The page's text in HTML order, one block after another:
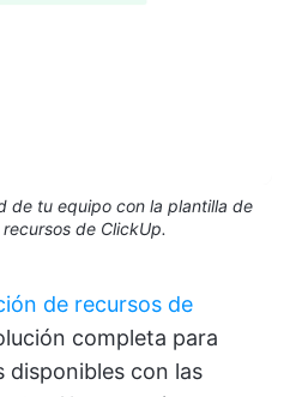
de tu equipo con la plantilla de
de ClickUp.
de recursos de
completa para
disponibles con las